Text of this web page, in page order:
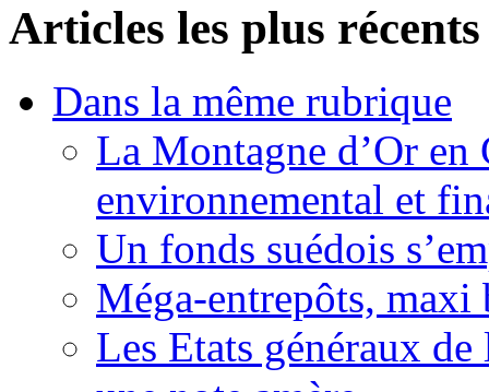
Articles les plus récents
Dans la même rubrique
La Montagne d’Or
environnemental et
Un fonds suédois
Méga-entrepôts, maxi
Les Etats généraux